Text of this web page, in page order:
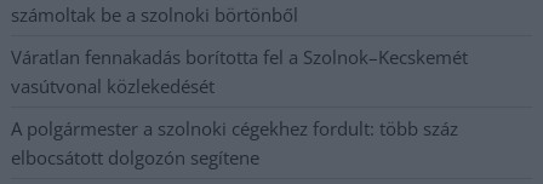
számoltak be a szolnoki börtönből
Váratlan fennakadás borította fel a Szolnok–Kecskemét
vasútvonal közlekedését
A polgármester a szolnoki cégekhez fordult: több száz
elbocsátott dolgozón segítene